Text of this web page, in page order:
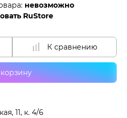
невозможно
RuStore
К сравнению
11, к. 4/6